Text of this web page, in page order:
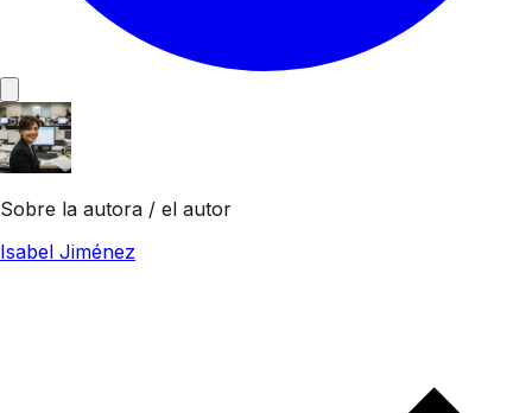
Sobre la autora / el autor
Isabel Jiménez